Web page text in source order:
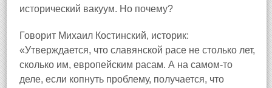
исторический вакуум. Но почему?
Говорит Михаил Костинский, историк:
«Утверждается, что славянской расе не столько лет,
сколько им, европейским расам. А на самом-то
деле, если копнуть проблему, получается, что